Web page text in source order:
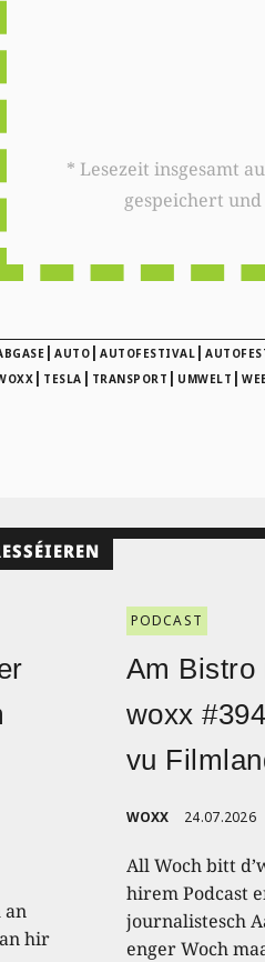
* Lesezeit insgesamt auf woxx.lu: 0 Minute. Diese Daten
gespeichert
| AUTO | AUTOFESTIVAL |
| TESLA | TRANSPORT | UMWELT |
an
hir
PODCAST
Am Bistro
woxx
vu
WOXX 24.07.2026
All Woch bitt
hirem Podcast
journalistesch
enger Woch